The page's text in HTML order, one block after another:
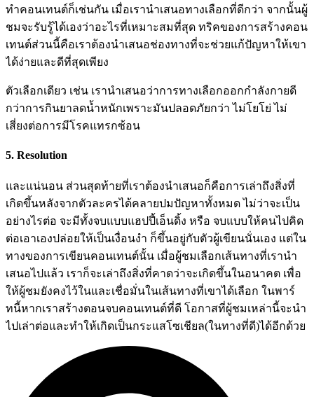
ทำคอนเทนต์ก็เช่นกัน เมื่อเรานำเสนอทางเลือกที่ดีกว่า จากนั้นผู้
ชมจะรับรู้ได้เองว่าอะไรที่เหมาะสมที่สุด ทริคของการสร้างคอน
เทนต์ส่วนนี้คือเราต้องนำเสนอช่องทางที่จะช่วยแก้ปัญหาให้เขา
ได้ง่ายและดีที่สุดเพียง
ตัวเลือกเดียว เช่น เรานำเสนอว่าการทางเลือกออกกำลังกายดี
กว่าการกินยาลดน้ำหนักเพราะมันปลอดภัยกว่า ไม่โยโย่ ไม่
เสี่ยงต่อการมีโรคแทรกซ้อน
5. Resolution
และแน่นอน ส่วนสุดท้ายที่เราต้องนำเสนอก็คือการเล่าถึงสิ่งที่
เกิดขึ้นหลังจากตัวละครได้คลายปมปัญหาทั้งหมด ไม่ว่าจะเป็น
อย่างไรต่อ จะมีทั้งจบแบบแฮปปี้เอ็นดิ้ง หรือ จบแบบให้คนไปคิด
ต่อเอาเองปล่อยให้เป็นเงื่อนงำ ก็ขึ้นอยู่กับตัวผู้เขียนนั่นเอง แต่ใน
ทางของการเขียนคอนเทนต์นั้น เมื่อผู้ชมเลือกเส้นทางที่เรานำ
เสนอไปแล้ว เราก็จะเล่าถึงสิ่งที่คาดว่าจะเกิดขึ้นในอนาคต เพื่อ
ให้ผู้ชมยังคงไว้ในและเชื่อมั่นในเส้นทางที่เขาได้เลือก ในพาร์
ทนี้หากเราสร้างตอนจบคอนเทนต์ที่ดี โอกาสที่ผู้ชมเหล่านี้จะนำ
ไปเล่าต่อและทำให้เกิดเป็นกระแสโซเชียล(ในทางที่ดี)ได้อีกด้วย